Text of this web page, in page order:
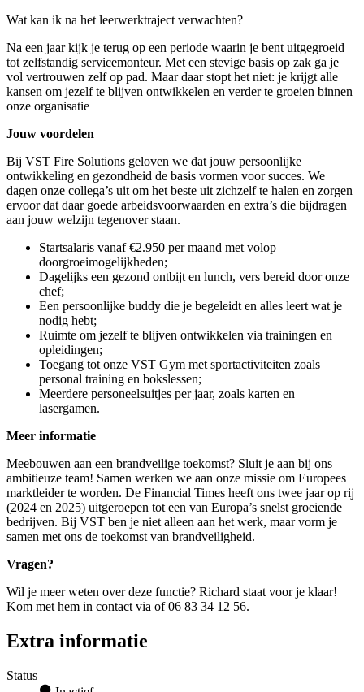
Wat kan ik na het leerwerktraject verwachten?
Na een jaar kijk je terug op een periode waarin je bent uitgegroeid
tot zelfstandig servicemonteur. Met een stevige basis op zak ga je
vol vertrouwen zelf op pad. Maar daar stopt het niet: je krijgt alle
kansen om jezelf te blijven ontwikkelen en verder te groeien binnen
onze organisatie
Jouw voordelen
Bij VST Fire Solutions geloven we dat jouw persoonlijke
ontwikkeling en gezondheid de basis vormen voor succes. We
dagen onze collega’s uit om het beste uit zichzelf te halen en zorgen
ervoor dat daar goede arbeidsvoorwaarden en extra’s die bijdragen
aan jouw welzijn tegenover staan.
Startsalaris vanaf €2.950 per maand met volop
doorgroeimogelijkheden;
Dagelijks een gezond ontbijt en lunch, vers bereid door onze
chef;
Een persoonlijke buddy die je begeleidt en alles leert wat je
nodig hebt;
Ruimte om jezelf te blijven ontwikkelen via trainingen en
opleidingen;
Toegang tot onze VST Gym met sportactiviteiten zoals
personal training en bokslessen;
Meerdere personeelsuitjes per jaar, zoals karten en
lasergamen.
Meer informatie
Meebouwen aan een brandveilige toekomst? Sluit je aan bij ons
ambitieuze team! Samen werken we aan onze missie om Europees
marktleider te worden. De Financial Times heeft ons twee jaar op rij
(2024 en 2025) uitgeroepen tot een van Europa’s snelst groeiende
bedrijven. Bij VST ben je niet alleen aan het werk, maar vorm je
samen met ons de toekomst van brandveiligheid.
Vragen?
Wil je meer weten over deze functie? Richard staat voor je klaar!
Kom met hem in contact via of 06 83 34 12 56.
Extra informatie
Status